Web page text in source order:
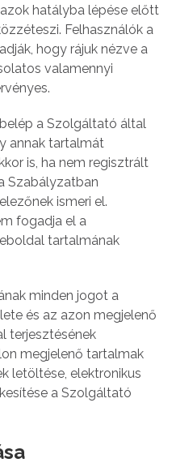
hatályba lépése előtt
Felhasználók a
hogy rájuk nézve a
valamennyi
a Szolgáltató által
annak tartalmát
is, ha nem regisztrált
Szabályzatban
ismeri el.
fogadja el a
tartalmának
minden jogot a
és az azon megjelenő
terjesztésének
megjelenő tartalmak
letöltése, elektronikus
a Szolgáltató